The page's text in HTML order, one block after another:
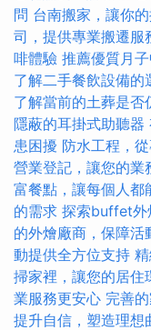
問 台南搬家，讓你
司，提供專業搬遷服
啡體驗 推薦優質月
了解二手餐飲設備的
了解當前的土葬是否
隱蔽的耳掛式助聽器
患困擾 防水工程，
營業登記，讓您的業
富餐點，讓每個人都
的需求 探索buffet外
的外燴廠商，保障活
動提供全方位支持
掃家裡，讓您的居住
業服務更安心 完善
提升自信，塑造理想